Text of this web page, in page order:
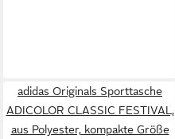
adidas Originals Sporttasche
ADICOLOR CLASSIC FESTIVAL,
aus Polyester, kompakte Größe